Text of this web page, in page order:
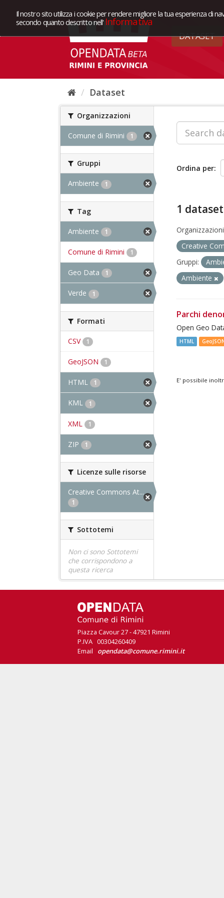
Il nostro sito utilizza i cookie per rendere migliore la tua esperienza di
secondo quanto descritto nell' Informativa
DATASET
Dataset
Organizzazioni
Comune di Rimini 1
Gruppi
Ambiente 1
Tag
Ambiente 1
Comune di Rimini 1
Geo Data 1
Verde 1
Formati
CSV 1
GeoJSON 1
HTML 1
KML 1
XML 1
ZIP 1
Licenze sulle risorse
Creative Commons At...
1
Sottotemi
Non ci sono Sottotemi
che corrispondono a
questa ricerca
Ordina per
1
Creative
Gruppi:
Ambiente
Parchi
Open Geo
HTML
E' possibile
Piazza Cavour 27 - 47921 Rimini
P.IVA 00304260409
Email opendata@comune.rimini.it